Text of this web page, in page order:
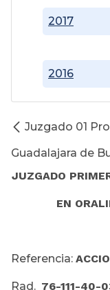
2016
2017
Juzgado 01
Guadalajara de
JUZGADO
EN
Referencia:
Rad. 76-111-40-